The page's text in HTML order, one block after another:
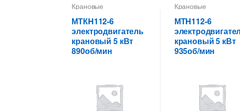
Крановые
электродвигатели
МТКH112-6
электродвигатель
крановый 5 кВт
890об/мин
Крановые
электродвигатели
МТH112-6
крановый 5 кВт
935об/мин